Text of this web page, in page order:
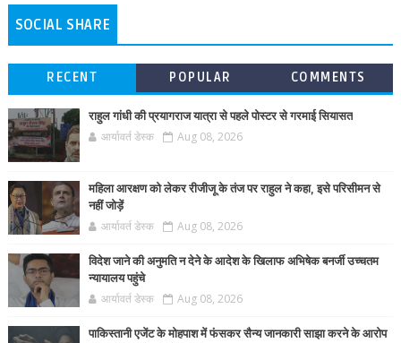
SOCIAL SHARE
RECENT POPULAR COMMENTS
राहुल गांधी की प्रयागराज यात्रा से पहले पोस्टर से गरमाई सियासत
आर्यावर्त डेस्क Aug 08, 2026
महिला आरक्षण को लेकर रीजीजू के तंज पर राहुल ने कहा, इसे परिसीमन से
नहीं जोड़ें
आर्यावर्त डेस्क Aug 08, 2026
विदेश जाने की अनुमति न देने के आदेश के खिलाफ अभिषेक बनर्जी उच्चतम
न्यायालय पहुंचे
आर्यावर्त डेस्क Aug 08, 2026
पाकिस्तानी एजेंट के मोहपाश में फंसकर सैन्य जानकारी साझा करने के आरोप